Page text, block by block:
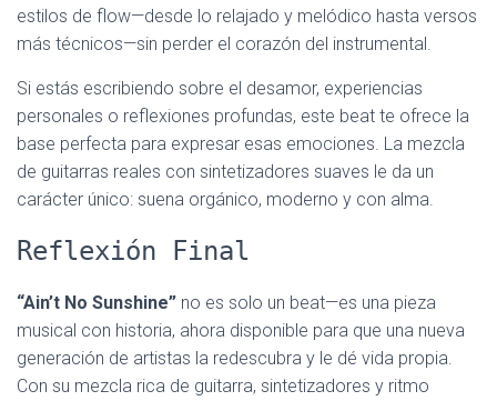
estilos de flow—desde lo relajado y melódico hasta versos
más técnicos—sin perder el corazón del instrumental.
Si estás escribiendo sobre el desamor, experiencias
personales o reflexiones profundas, este beat te ofrece la
base perfecta para expresar esas emociones. La mezcla
de guitarras reales con sintetizadores suaves le da un
carácter único: suena orgánico, moderno y con alma.
Reflexión Final
“Ain’t No Sunshine” no es solo un beat—es una pieza
musical con historia, ahora disponible para que una nueva
generación de artistas la redescubra y le dé vida propia.
Con su mezcla rica de guitarra, sintetizadores y ritmo